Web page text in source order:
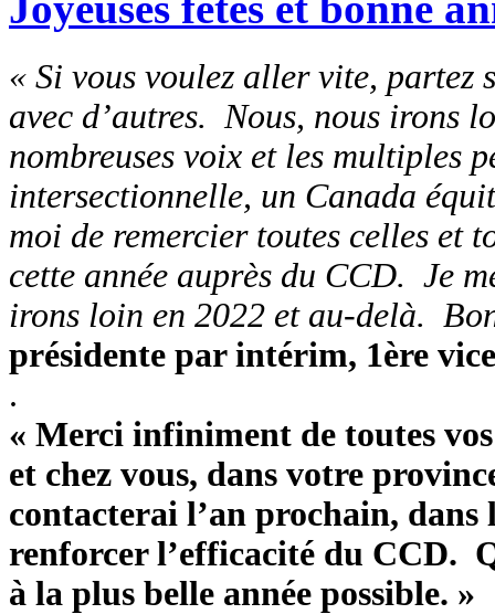
« Si vous voulez aller vite,
avec d’autres. Nous, nous irons
nombreuses voix et les multiples
intersectionnelle, un Canada
moi de remercier toutes celles et
cette année auprès du CCD. Je
irons loin en 2022 et au-delà.
présidente par intérim, 1ère
.
« Merci infiniment de toutes
et chez vous, dans votre
contacterai l’an prochain,
renforcer l’efficacité du CCD.
à la plus belle année possible. »